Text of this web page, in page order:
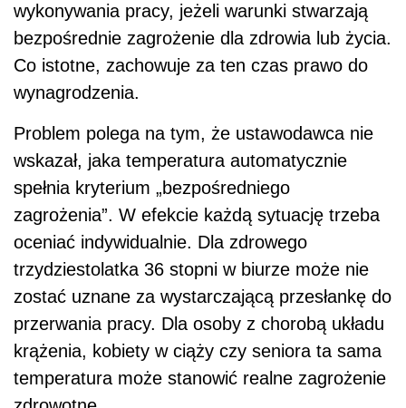
wykonywania pracy, jeżeli warunki stwarzają
bezpośrednie zagrożenie dla zdrowia lub życia.
Co istotne, zachowuje za ten czas prawo do
wynagrodzenia.
Problem polega na tym, że ustawodawca nie
wskazał, jaka temperatura automatycznie
spełnia kryterium „bezpośredniego
zagrożenia”. W efekcie każdą sytuację trzeba
oceniać indywidualnie. Dla zdrowego
trzydziestolatka 36 stopni w biurze może nie
zostać uznane za wystarczającą przesłankę do
przerwania pracy. Dla osoby z chorobą układu
krążenia, kobiety w ciąży czy seniora ta sama
temperatura może stanowić realne zagrożenie